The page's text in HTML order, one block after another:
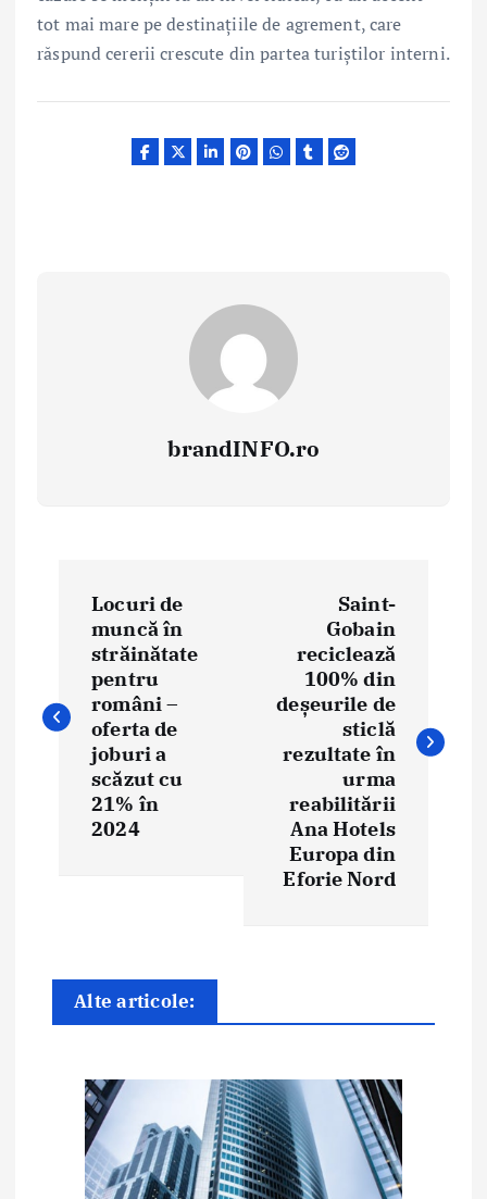
tot mai mare pe destinațiile de agrement, care
răspund cererii crescute din partea turiștilor interni.
brandINFO.ro
i
n
a
Locuri de
muncă în
străinătate
pentru
români –
oferta de
joburi a
scăzut cu
21% în
2024
Saint-
Gobain
reciclează
100% din
deșeurile de
sticlă
rezultate în
urma
reabilitării
Ana Hotels
Europa din
Eforie Nord
Alte articole: